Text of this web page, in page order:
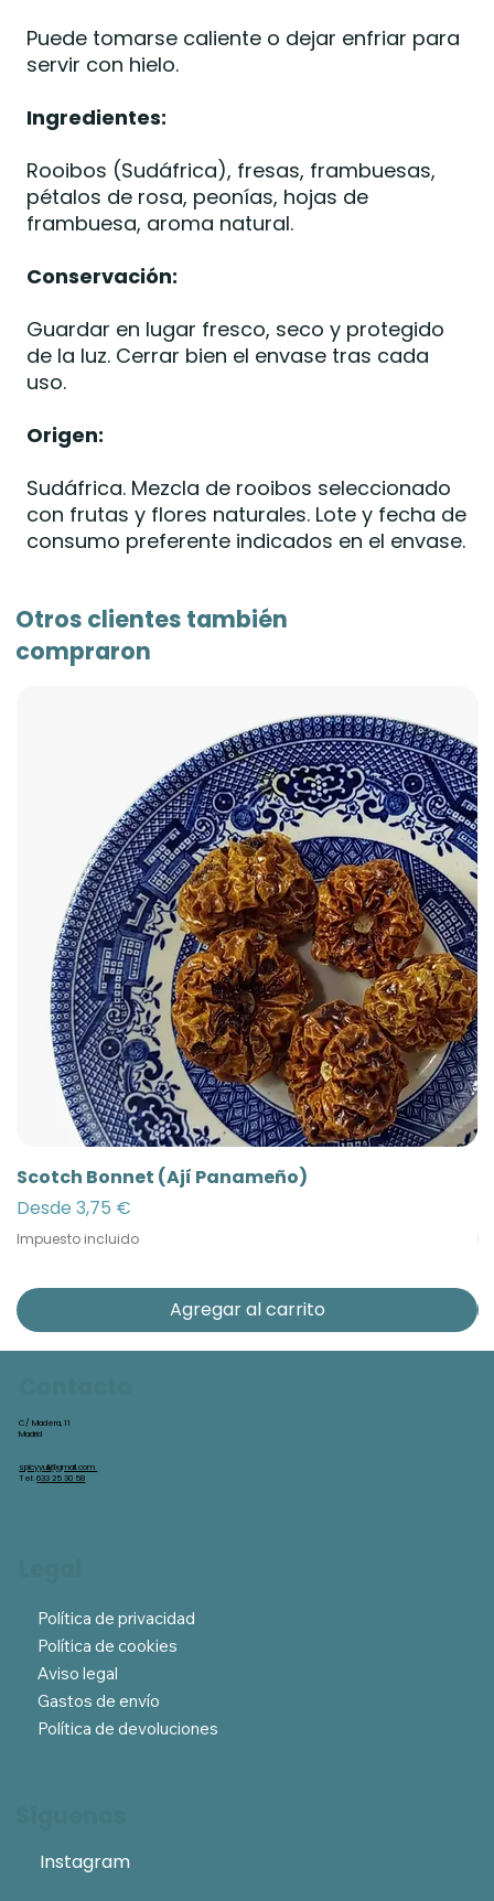
Puede tomarse caliente o dejar enfriar para
servir con hielo.
Ingredientes:
Rooibos (Sudáfrica), fresas, frambuesas,
pétalos de rosa, peonías, hojas de
frambuesa, aroma natural.
Conservación:
Guardar en lugar fresco, seco y protegido
de la luz. Cerrar bien el envase tras cada
uso.
Origen:
Sudáfrica. Mezcla de rooibos seleccionado
con frutas y flores naturales. Lote y fecha de
consumo preferente indicados en el envase.
Otros clientes también
compraron
Scotch Bonnet (Ají Panameño)
Desde 3,75 €
Precio de oferta
Impuesto incluido
Agregar al carrito
Instagram
Política de privacidad
Política de cookies
Aviso legal
Gastos de envío
Política de devoluciones
C/ Madera, 11
Madrid
spicyyuli@gmail.com
Tel:633 25 30 58